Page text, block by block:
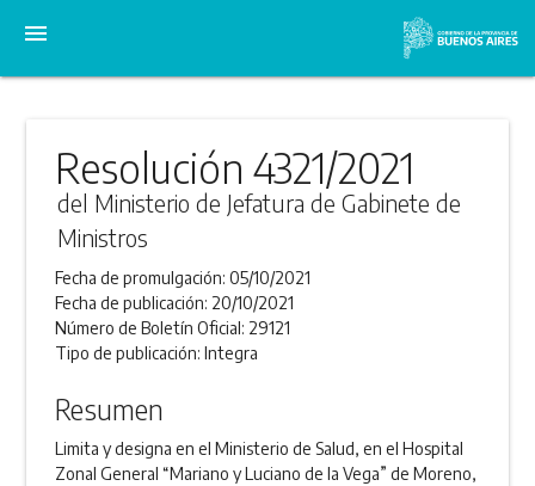
menu
Resolución 4321/2021
del Ministerio de Jefatura de Gabinete de
Ministros
Fecha de promulgación:05/10/2021
Fecha de publicación: 20/10/2021
Número de Boletín Oficial: 29121
Tipo de publicación:Integra
Resumen
Limita y designa en el Ministerio de Salud, en el Hospital
Zonal General “Mariano y Luciano de la Vega” de Moreno,